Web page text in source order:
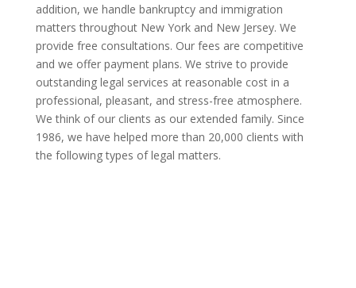
addition, we handle bankruptcy and immigration
matters throughout New York and New Jersey. We
provide free consultations. Our fees are competitive
and we offer payment plans. We strive to provide
outstanding legal services at reasonable cost in a
professional, pleasant, and stress-free atmosphere.
We think of our clients as our extended family. Since
1986, we have helped more than 20,000 clients with
the following types of legal matters.